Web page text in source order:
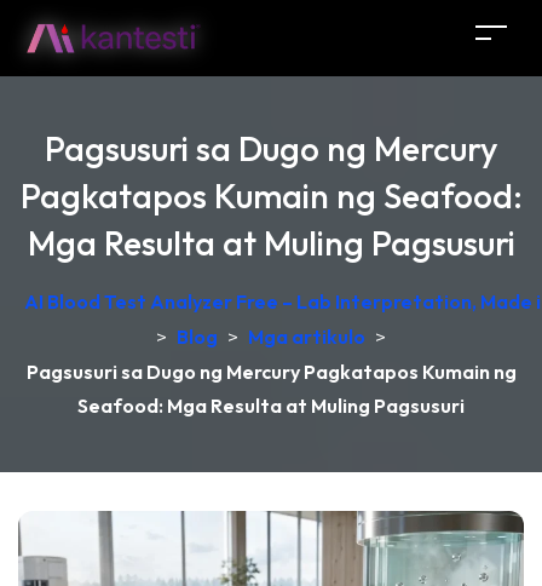
Pagsusuri sa Dugo ng Mercury
Pagkatapos Kumain ng Seafood:
Mga Resulta at Muling Pagsusuri
AI Blood Test Analyzer Free – Lab Interpretation, Made
> Blog > Mga artikulo >
Pagsusuri sa Dugo ng Mercury Pagkatapos Kumain ng
Seafood: Mga Resulta at Muling Pagsusuri